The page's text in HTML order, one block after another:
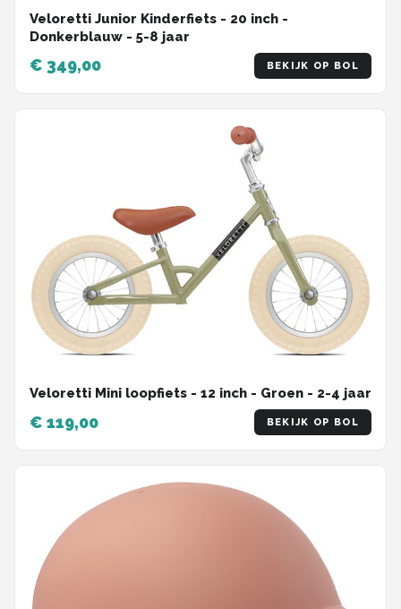
Veloretti Junior Kinderfiets - 20 inch -
Donkerblauw - 5-8 jaar
€ 349,00 BEKIJK OP BOL
Veloretti Mini loopfiets - 12 inch - Groen - 2-4 jaar
€ 119,00 BEKIJK OP BOL